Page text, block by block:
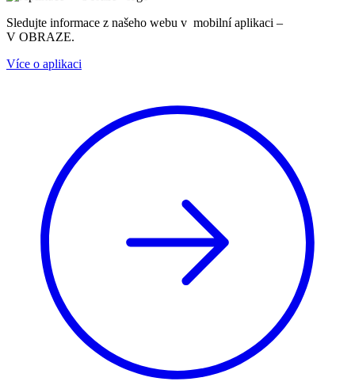
Sledujte informace z našeho webu v mobilní aplikaci –
V OBRAZE.
Více o aplikaci